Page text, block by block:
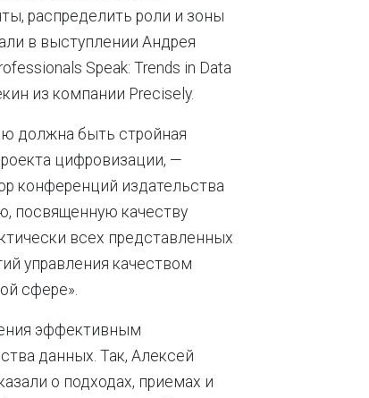
распределить роли и зоны
в выступлении Андрея
Speak: Trends in Data
из компании Precisely.
должна быть стройная
цифровизации, —
конференций издательства
посвященную качеству
всех представленных
управления качеством
сфере».
эффективным
данных. Так, Алексей
о подходах, приемах и